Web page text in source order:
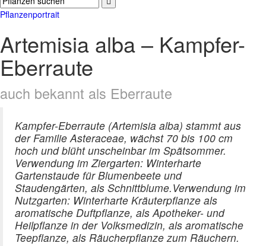
Pflanzenportrait
Artemisia alba – Kampfer-
Eberraute
auch bekannt als Eberraute
Kampfer-Eberraute (Artemisia alba) stammt aus
der Familie Asteraceae, wächst 70 bis 100 cm
hoch und blüht unscheinbar im Spätsommer.
Verwendung im Ziergarten: Winterharte
Gartenstaude für Blumenbeete und
Staudengärten, als Schnittblume.Verwendung im
Nutzgarten: Winterharte Kräuterpflanze als
aromatische Duftpflanze, als Apotheker- und
Heilpflanze in der Volksmedizin, als aromatische
Teepflanze, als Räucherpflanze zum Räuchern.